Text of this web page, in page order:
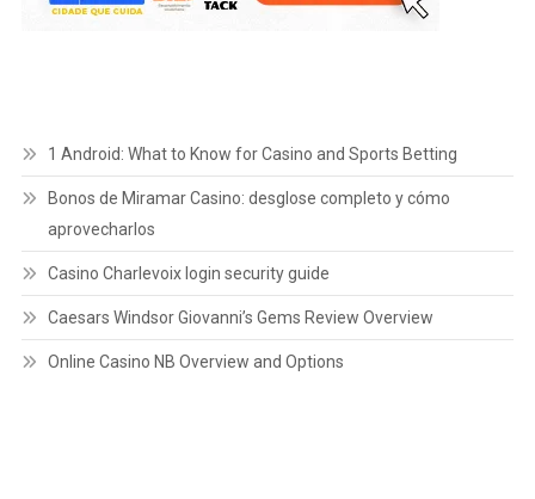
1 Android: What to Know for Casino and Sports Betting
Bonos de Miramar Casino: desglose completo y cómo
aprovecharlos
Casino Charlevoix login security guide
Caesars Windsor Giovanni’s Gems Review Overview
Online Casino NB Overview and Options